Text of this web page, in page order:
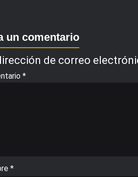
un comentario
de correo
*
*